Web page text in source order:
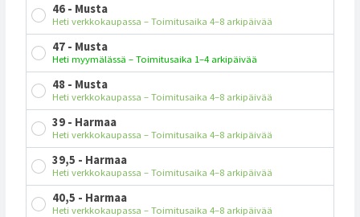
46 - Musta
Heti verkkokaupassa – Toimitusaika 4–8 arkipäivää
47 - Musta
Heti myymälässä – Toimitusaika 1–4 arkipäivää
48 - Musta
Heti verkkokaupassa – Toimitusaika 4–8 arkipäivää
39 - Harmaa
Heti verkkokaupassa – Toimitusaika 4–8 arkipäivää
39,5 - Harmaa
Heti verkkokaupassa – Toimitusaika 4–8 arkipäivää
40,5 - Harmaa
Heti verkkokaupassa – Toimitusaika 4–8 arkipäivää